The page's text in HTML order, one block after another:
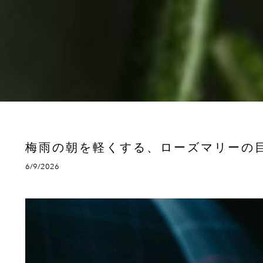
梅雨の朝を軽くする、ローズマリーの
6/9/2026